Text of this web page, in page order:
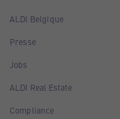
ALDI Belgique
Presse
Jobs
ALDI Real Estate
Compliance